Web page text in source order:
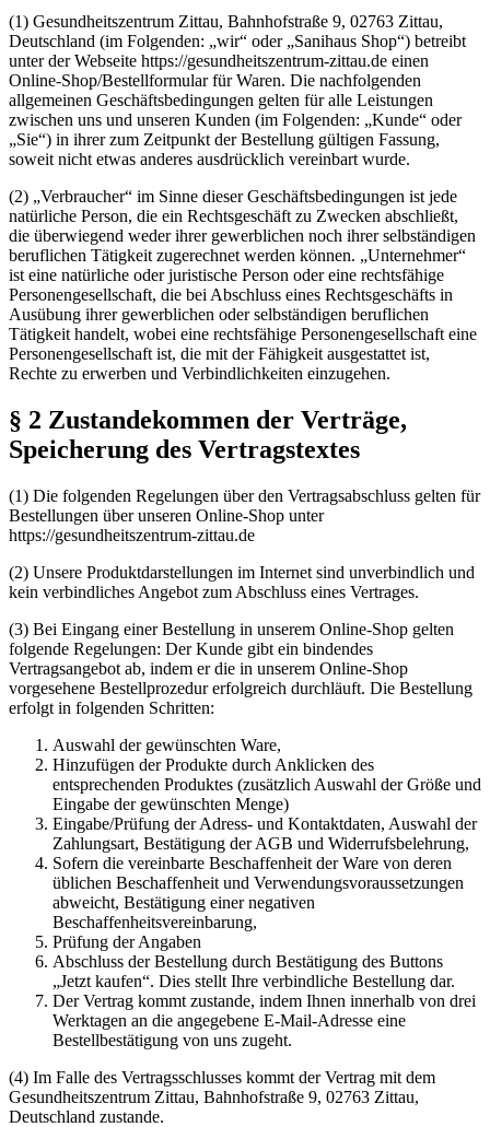
(1) Gesundheitszentrum Zittau, Bahnhofstraße 9, 02763 Zittau,
Deutschland (im Folgenden: „wir“ oder „Sanihaus Shop“) betreibt
unter der Webseite https://gesundheitszentrum-zittau.de einen
Online-Shop/Bestellformular für Waren. Die nachfolgenden
allgemeinen Geschäftsbedingungen gelten für alle Leistungen
zwischen uns und unseren Kunden (im Folgenden: „Kunde“ oder
„Sie“) in ihrer zum Zeitpunkt der Bestellung gültigen Fassung,
soweit nicht etwas anderes ausdrücklich vereinbart wurde.
(2) „Verbraucher“ im Sinne dieser Geschäftsbedingungen ist jede
natürliche Person, die ein Rechtsgeschäft zu Zwecken abschließt,
die überwiegend weder ihrer gewerblichen noch ihrer selbständigen
beruflichen Tätigkeit zugerechnet werden können. „Unternehmer“
ist eine natürliche oder juristische Person oder eine rechtsfähige
Personengesellschaft, die bei Abschluss eines Rechtsgeschäfts in
Ausübung ihrer gewerblichen oder selbständigen beruflichen
Tätigkeit handelt, wobei eine rechtsfähige Personengesellschaft eine
Personengesellschaft ist, die mit der Fähigkeit ausgestattet ist,
Rechte zu erwerben und Verbindlichkeiten einzugehen.
§ 2 Zustandekommen der Verträge,
Speicherung des Vertragstextes
(1) Die folgenden Regelungen über den Vertragsabschluss gelten für
Bestellungen über unseren Online-Shop unter
https://gesundheitszentrum-zittau.de
(2) Unsere Produktdarstellungen im Internet sind unverbindlich und
kein verbindliches Angebot zum Abschluss eines Vertrages.
(3) Bei Eingang einer Bestellung in unserem Online-Shop gelten
folgende Regelungen: Der Kunde gibt ein bindendes
Vertragsangebot ab, indem er die in unserem Online-Shop
vorgesehene Bestellprozedur erfolgreich durchläuft. Die Bestellung
erfolgt in folgenden Schritten:
Auswahl der gewünschten Ware,
Hinzufügen der Produkte durch Anklicken des
entsprechenden Produktes (zusätzlich Auswahl der Größe und
Eingabe der gewünschten Menge)
Eingabe/Prüfung der Adress- und Kontaktdaten, Auswahl der
Zahlungsart, Bestätigung der AGB und Widerrufsbelehrung,
Sofern die vereinbarte Beschaffenheit der Ware von deren
üblichen Beschaffenheit und Verwendungsvoraussetzungen
abweicht, Bestätigung einer negativen
Beschaffenheitsvereinbarung,
Prüfung der Angaben
Abschluss der Bestellung durch Bestätigung des Buttons
„Jetzt kaufen“. Dies stellt Ihre verbindliche Bestellung dar.
Der Vertrag kommt zustande, indem Ihnen innerhalb von drei
Werktagen an die angegebene E-Mail-Adresse eine
Bestellbestätigung von uns zugeht.
(4) Im Falle des Vertragsschlusses kommt der Vertrag mit dem
Gesundheitszentrum Zittau, Bahnhofstraße 9, 02763 Zittau,
Deutschland zustande.